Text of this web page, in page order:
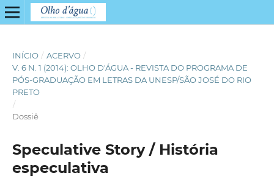
INÍCIO / ACERVO /
V. 6 N. 1 (2014): OLHO D'ÁGUA - REVISTA DO PROGRAMA DE
PÓS-GRADUAÇÃO EM LETRAS DA UNESP/SÃO JOSÉ DO RIO
PRETO
/
Dossiê
Speculative Story / História
especulativa